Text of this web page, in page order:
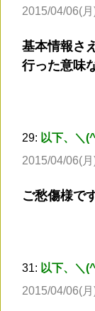
2015/04/06(
基本情報さ
行った意味
29: 以下、＼
2015/04/06(
ご愁傷様で
31: 以下、＼
2015/04/06(